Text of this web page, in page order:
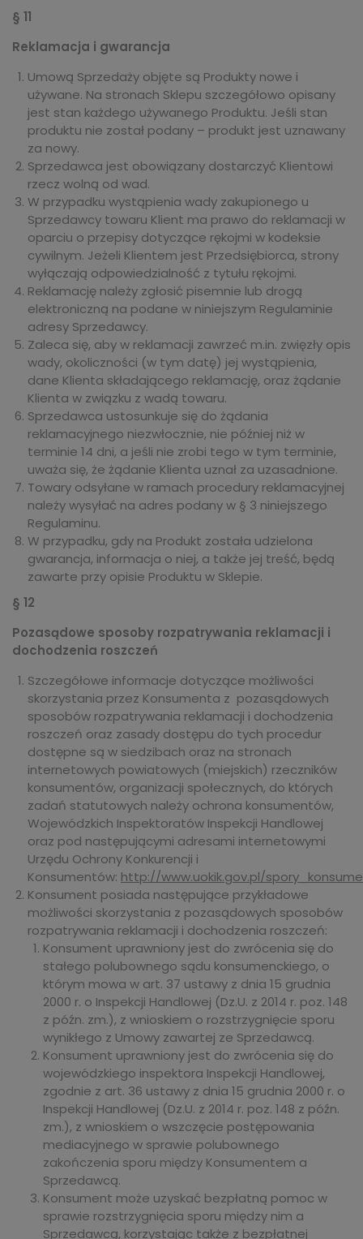
§ 11
Reklamacja i gwarancja
Umową Sprzedaży objęte są Produkty nowe i
używane. Na stronach Sklepu szczegółowo opisany
jest stan każdego używanego Produktu. Jeśli stan
produktu nie został podany – produkt jest uznawany
za nowy.
Sprzedawca jest obowiązany dostarczyć Klientowi
rzecz wolną od wad.
W przypadku wystąpienia wady zakupionego u
Sprzedawcy towaru Klient ma prawo do reklamacji w
oparciu o przepisy dotyczące rękojmi w kodeksie
cywilnym. Jeżeli Klientem jest Przedsiębiorca, strony
wyłączają odpowiedzialność z tytułu rękojmi.
Reklamację należy zgłosić pisemnie lub drogą
elektroniczną na podane w niniejszym Regulaminie
adresy Sprzedawcy.
Zaleca się, aby w reklamacji zawrzeć m.in. zwięzły opis
wady, okoliczności (w tym datę) jej wystąpienia,
dane Klienta składającego reklamację, oraz żądanie
Klienta w związku z wadą towaru.
Sprzedawca ustosunkuje się do żądania
reklamacyjnego niezwłocznie, nie później niż w
terminie 14 dni, a jeśli nie zrobi tego w tym terminie,
uważa się, że żądanie Klienta uznał za uzasadnione.
Towary odsyłane w ramach procedury reklamacyjnej
należy wysyłać na adres podany w § 3 niniejszego
Regulaminu.
W przypadku, gdy na Produkt została udzielona
gwarancja, informacja o niej, a także jej treść, będą
zawarte przy opisie Produktu w Sklepie.
§ 12
Pozasądowe sposoby rozpatrywania reklamacji i
dochodzenia roszczeń
Szczegółowe informacje dotyczące możliwości
skorzystania przez Konsumenta z pozasądowych
sposobów rozpatrywania reklamacji i dochodzenia
roszczeń oraz zasady dostępu do tych procedur
dostępne są w siedzibach oraz na stronach
internetowych powiatowych (miejskich) rzeczników
konsumentów, organizacji społecznych, do których
zadań statutowych należy ochrona konsumentów,
Wojewódzkich Inspektoratów Inspekcji Handlowej
oraz pod następującymi adresami internetowymi
Urzędu Ochrony Konkurencji i
Konsumentów: http://www.uokik.gov.pl/
Konsument posiada następujące przykładowe
możliwości skorzystania z pozasądowych sposobów
rozpatrywania reklamacji i dochodzenia roszczeń:
Konsument uprawniony jest do zwrócenia się do
stałego polubownego sądu konsumenckiego, o
którym mowa w art. 37 ustawy z dnia 15 grudnia
2000 r. o Inspekcji Handlowej (Dz.U. z 2014 r. poz. 148
z późn. zm.), z wnioskiem o rozstrzygnięcie sporu
wynikłego z Umowy zawartej ze Sprzedawcą.
Konsument uprawniony jest do zwrócenia się do
wojewódzkiego inspektora Inspekcji Handlowej,
zgodnie z art. 36 ustawy z dnia 15 grudnia 2000 r. o
Inspekcji Handlowej (Dz.U. z 2014 r. poz. 148 z późn.
zm.), z wnioskiem o wszczęcie postępowania
mediacyjnego w sprawie polubownego
zakończenia sporu między Konsumentem a
Sprzedawcą.
Konsument może uzyskać bezpłatną pomoc w
sprawie rozstrzygnięcia sporu między nim a
Sprzedawcą, korzystając także z bezpłatnej